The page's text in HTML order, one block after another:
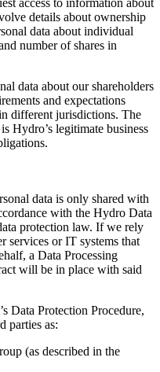
access to information about
details about ownership
data about individual
number of shares in
data about our shareholders
and expectations
different jurisdictions. The
Hydro’s legitimate business
data is only shared with
with the Hydro Data
protection law. If we rely
services or IT systems that
a Data Processing
will be in place with said
Data Protection Procedure,
parties as:
(as described in the